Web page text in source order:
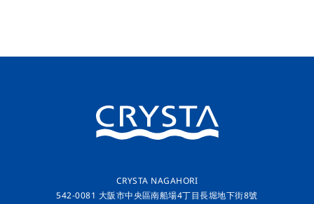
CRYSTA NAGAHORI
542-0081 大阪市中央區南船場4丁目長堀地下街8號